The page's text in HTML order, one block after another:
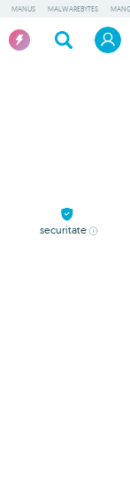
MANUS MALWAREBYTES
securitate